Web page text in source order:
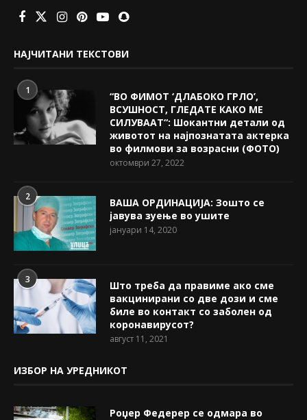
НАЈЧИТАНИ ТЕКСТОВИ
1
“ВО ФИМОТ ‘ДЛАБОКО ГРЛО’,
ВСУШНОСТ, ГЛЕДАТЕ КАКО МЕ
СИЛУВААТ“: Шокантни детали од
животот на најпознатата актерка
во филмови за возрасни (ФОТО)
октомври 27, 2022
2
ВАША ОРДИНАЦИЈА: Зошто се
јавува зуење во ушите
јануари 14, 2020
3
Што треба да правиме ако сме
вакцинирани со две дози и сме
биле во контакт со заболен од
коронавирусот?
август 11, 2021
ИЗБОР НА УРЕДНИКОТ
Роџер Федерер се одмара во